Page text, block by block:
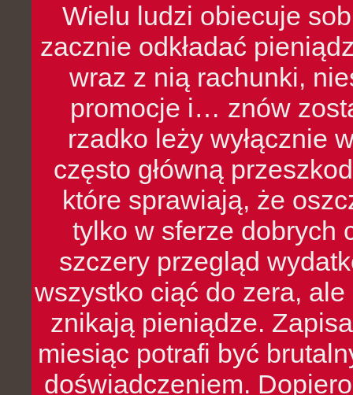
Wielu ludzi obiecuje
zacznie odkładać
wraz z nią rachunki,
promocje i… znów
rzadko leży wyłącznie
często główną
które sprawiają, że
tylko w sferze dobrych
szczery przegląd
wszystko ciąć do zera,
znikają pieniądze.
miesiąc potrafi być
doświadczeniem.